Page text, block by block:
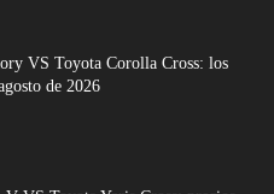
VS Toyota Corolla Cross: los
de 2026